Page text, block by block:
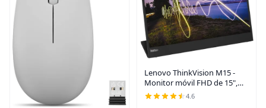
Lenovo ThinkVision M15 -
Monitor móvil FHD de 15",
color negro4.6